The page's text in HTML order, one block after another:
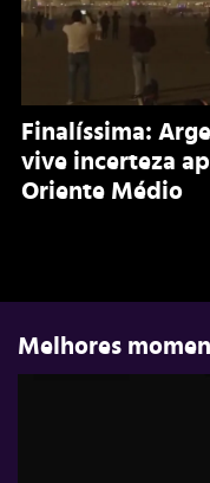
Finalíssima:
vive incerteza
Oriente Médio
Melhores